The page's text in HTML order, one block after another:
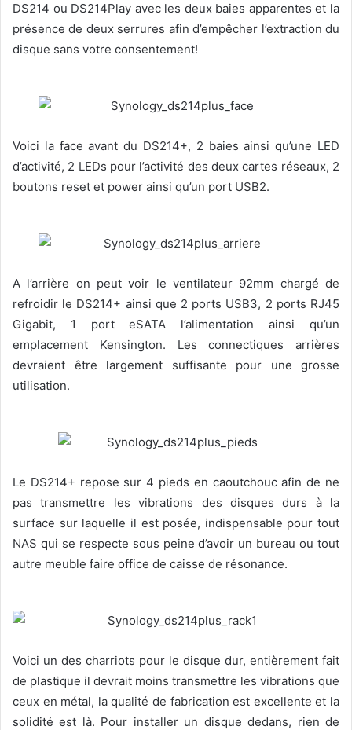
DS214 ou DS214Play avec les deux baies apparentes et la
présence de deux serrures afin d’empêcher l’extraction du
disque sans votre consentement!
Voici la face avant du DS214+, 2 baies ainsi qu’une LED
d’activité, 2 LEDs pour l’activité des deux cartes réseaux, 2
boutons reset et power ainsi qu’un port USB2.
A l’arrière on peut voir le ventilateur 92mm chargé de
refroidir le DS214+ ainsi que 2 ports USB3, 2 ports RJ45
Gigabit, 1 port eSATA l’alimentation ainsi qu’un
emplacement Kensington. Les connectiques arrières
devraient être largement suffisante pour une grosse
utilisation.
Le DS214+ repose sur 4 pieds en caoutchouc afin de ne
pas transmettre les vibrations des disques durs à la
surface sur laquelle il est posée, indispensable pour tout
NAS qui se respecte sous peine d’avoir un bureau ou tout
autre meuble faire office de caisse de résonance.
Voici un des charriots pour le disque dur, entièrement fait
de plastique il devrait moins transmettre les vibrations que
ceux en métal, la qualité de fabrication est excellente et la
solidité est là. Pour installer un disque dedans, rien de